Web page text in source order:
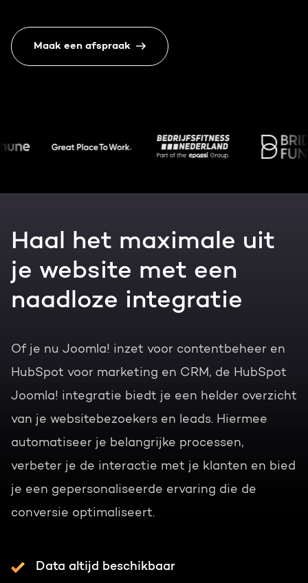
Maak een afspraak
Haal het maximale uit
je website met een
naadloze integratie
Of je nu Joomla! inzet voor contentbeheer en
HubSpot voor marketing en CRM, de HubSpot
Joomla! integratie biedt je een helder overzicht
van je websitebezoekers en leads. Hiermee
automatiseer je belangrijke processen,
verbeter je de interactie met je klanten en bied
je een gepersonaliseerde ervaring die de
conversie optimaliseert.
Data altijd beschikbaar